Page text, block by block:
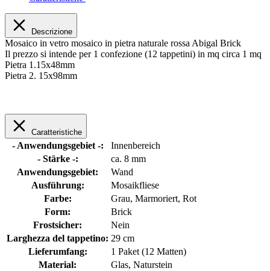
Descrizione
Mosaico in vetro mosaico in pietra naturale rossa Abigal Brick
Il prezzo si intende per 1 confezione (12 tappetini) in mq circa 1 mq
Pietra 1.15x48mm
Pietra 2. 15x98mm
Caratteristiche
- Anwendungsgebiet -:
Innenbereich
- Stärke -:
ca. 8 mm
Anwendungsgebiet:
Wand
Ausführung:
Mosaikfliese
Farbe:
Grau, Marmoriert, Rot
Form:
Brick
Frostsicher:
Nein
Larghezza del tappetino: 29 cm
Lieferumfang:
1 Paket (12 Matten)
Material:
Glas, Naturstein